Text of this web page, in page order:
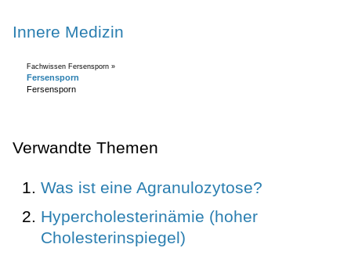
Innere Medizin
Fachwissen Fersensporn »
Fersensporn
Fersensporn
Verwandte Themen
Was ist eine Agranulozytose?
Hypercholesterinämie (hoher
Cholesterinspiegel)